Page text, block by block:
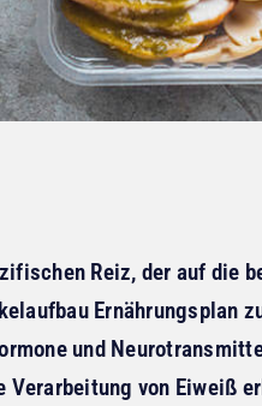
Reiz, der auf die
Ernährungsplan
und
von Eiweiß